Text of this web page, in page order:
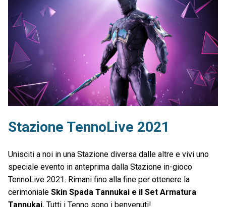
Stazione TennoLive 2021
Unisciti a noi in una Stazione diversa dalle altre e vivi uno
speciale evento in anteprima dalla Stazione in-gioco
TennoLive 2021. Rimani fino alla fine per ottenere la
cerimoniale Skin Spada Tannukai e il Set Armatura
Tannukai. Tutti i Tenno sono i benvenuti!